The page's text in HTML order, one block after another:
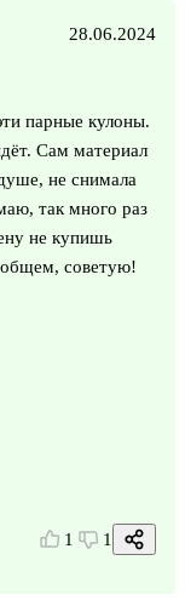
28.06.2024
парные кулоны.
Сам материал
не снимала
так много раз
не купишь
советую!
1 1